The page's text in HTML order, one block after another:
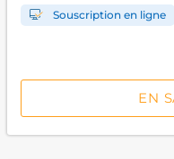
Souscription en ligne
EN